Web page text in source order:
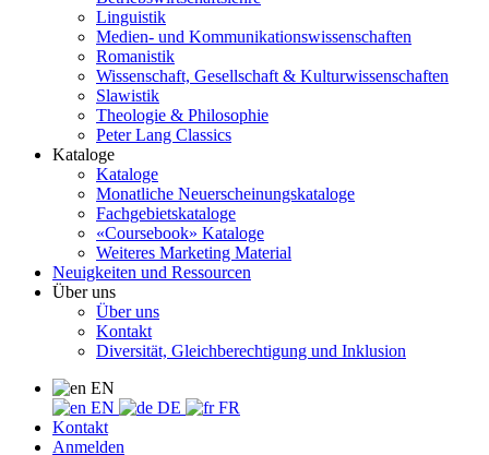
Linguistik
Medien- und Kommunikationswissenschaften
Romanistik
Wissenschaft, Gesellschaft & Kulturwissenschaften
Slawistik
Theologie & Philosophie
Peter Lang Classics
Kataloge
Kataloge
Monatliche Neuerscheinungskataloge
Fachgebietskataloge
«Coursebook» Kataloge
Weiteres Marketing Material
Neuigkeiten und Ressourcen
Über uns
Über uns
Kontakt
Diversität, Gleichberechtigung und Inklusion
EN
EN
DE
FR
Kontakt
Anmelden